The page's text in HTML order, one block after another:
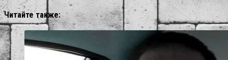
Читайте также: